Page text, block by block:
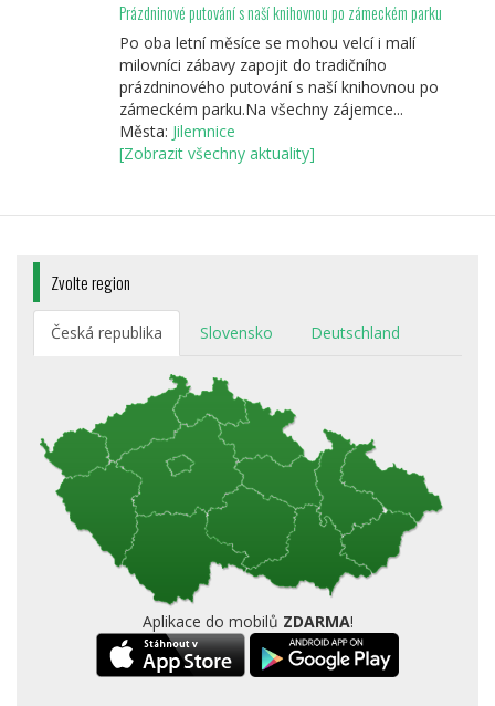
Prázdninové putování s naší knihovnou po zámeckém parku
Po oba letní měsíce se mohou velcí i malí
milovníci zábavy zapojit do tradičního
prázdninového putování s naší knihovnou po
zámeckém parku.Na všechny zájemce...
Města: Jilemnice
[Zobrazit všechny aktuality]
Zvolte region
Česká republika Slovensko Deutschland
Aplikace do mobilů ZDARMA!